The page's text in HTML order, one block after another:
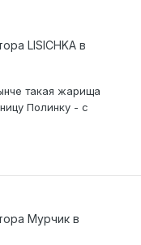
LISICHKA в
такая жарища
Полинку - с
Мурчик в